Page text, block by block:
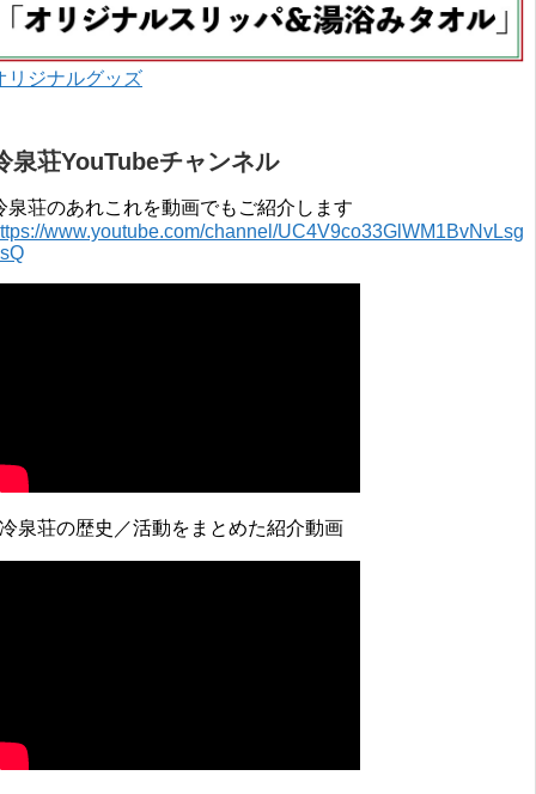
リジナルグッズ
泉荘YouTubeチャンネル
泉荘のあれこれを動画でもご紹介します
www.youtube.com/channel/UC4V9co33GlWM1BvNvLsg
泉荘の歴史／活動をまとめた紹介動画